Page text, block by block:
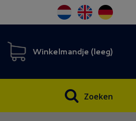
Winkelmandje (leeg)
Zoeken